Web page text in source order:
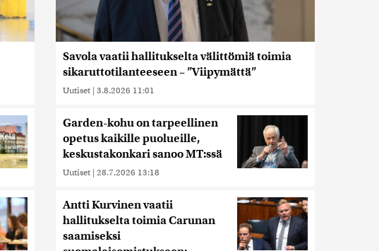
Savola vaatii hallitukselta välittömiä toimia
sikaruttotilanteeseen – ”Viipymättä”
Uutiset | 3.8.2026 11:01
Garden-kohu on tarpeellinen
opetus kaikille puolueille,
keskustakonkari sanoo MT:ssä
Uutiset | 28.7.2026 13:18
Antti Kurvinen vaatii
hallitukselta toimia Carunan
saamiseksi